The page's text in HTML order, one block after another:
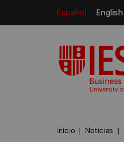
Español English
Inicio Noticias